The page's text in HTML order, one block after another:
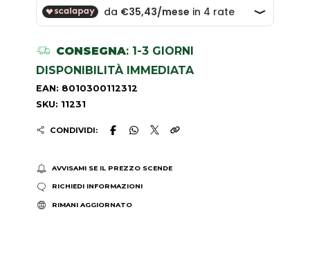
CONSEGNA: 1-3 GIORNI
DISPONIBILITÀ IMMEDIATA
EAN: 8010300112312
SKU: 11231
CONDIVIDI:
AVVISAMI SE IL PREZZO SCENDE
RICHIEDI INFORMAZIONI
RIMANI AGGIORNATO